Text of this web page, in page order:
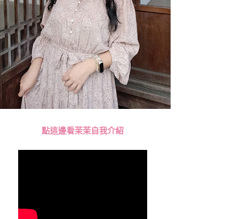
點這邊看茉茉自我介紹